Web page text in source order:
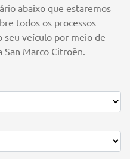
abaixo que estaremos
todos os processos
seu veículo por meio de
San Marco Citroën.